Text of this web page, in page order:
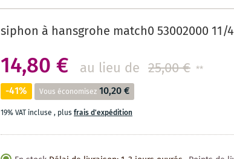
siphon à hansgrohe match0 53002000 11/
14,80 € au lieu de 25,00 € **
-41% Vous économisez 10,20 €
19% VAT incluse , plusfrais d'expédition